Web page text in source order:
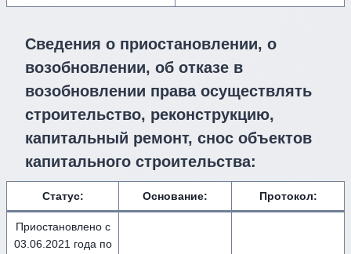
Сведения о приостановлении, о
возобновлении, об отказе в
возобновлении права осуществлять
строительство, реконструкцию,
капитальный ремонт, снос объектов
капитального строительства:
Статус: Основание: Протокол:
Приостановлено с
03.06.2021 года по